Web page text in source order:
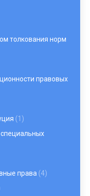
толкования норм
правовых
(1)
права (4)